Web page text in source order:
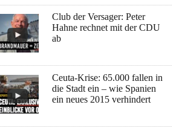
Club der Versager: Peter
Hahne rechnet mit der CDU
ab
Ceuta-Krise: 65.000 fallen in
die Stadt ein – wie Spanien
ein neues 2015 verhindert